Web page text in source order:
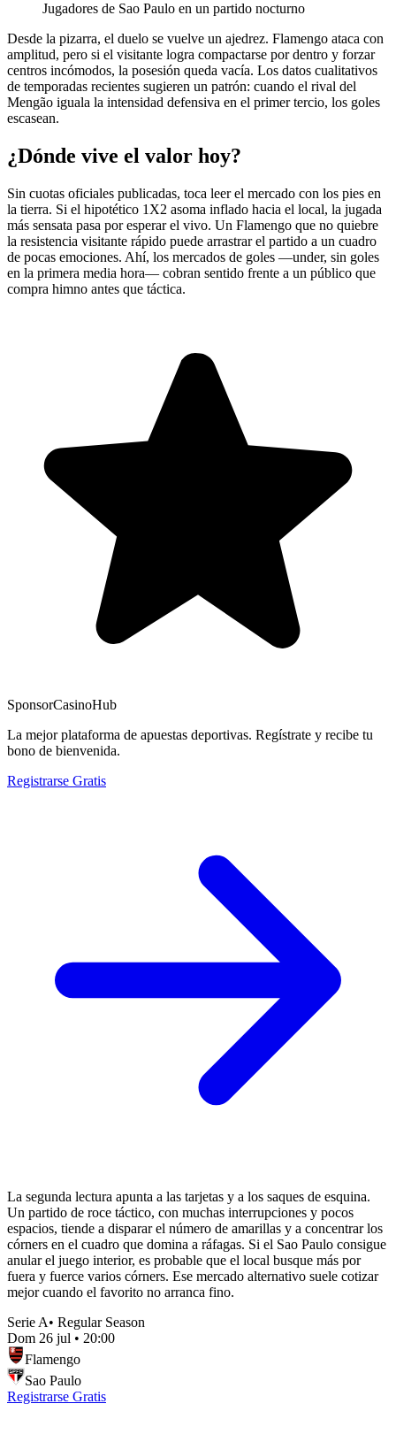
Jugadores de Sao Paulo en un partido nocturno
Desde la pizarra, el duelo se vuelve un ajedrez. Flamengo ataca con
amplitud, pero si el visitante logra compactarse por dentro y forzar
centros incómodos, la posesión queda vacía. Los datos cualitativos
de temporadas recientes sugieren un patrón: cuando el rival del
Mengão iguala la intensidad defensiva en el primer tercio, los goles
escasean.
¿Dónde vive el valor hoy?
Sin cuotas oficiales publicadas, toca leer el mercado con los pies en
la tierra. Si el hipotético 1X2 asoma inflado hacia el local, la jugada
más sensata pasa por esperar el vivo. Un Flamengo que no quiebre
la resistencia visitante rápido puede arrastrar el partido a un cuadro
de pocas emociones. Ahí, los mercados de goles —under, sin goles
en la primera media hora— cobran sentido frente a un público que
compra himno antes que táctica.
SponsorCasinoHub
La mejor plataforma de apuestas deportivas. Regístrate y recibe tu
bono de bienvenida.
Registrarse Gratis
La segunda lectura apunta a las tarjetas y a los saques de esquina.
Un partido de roce táctico, con muchas interrupciones y pocos
espacios, tiende a disparar el número de amarillas y a concentrar los
córners en el cuadro que domina a ráfagas. Si el Sao Paulo consigue
anular el juego interior, es probable que el local busque más por
fuera y fuerce varios córners. Ese mercado alternativo suele cotizar
mejor cuando el favorito no arranca fino.
Serie A• Regular Season
Dom 26 jul • 20:00
Flamengo
Sao Paulo
Registrarse Gratis